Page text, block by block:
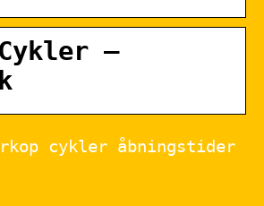
–
cykler åbningstider